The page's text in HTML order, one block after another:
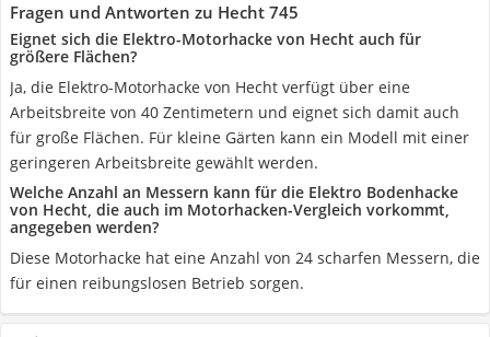
Fragen und Antworten zu Hecht 745
Eignet sich die Elektro-Motorhacke von Hecht auch für
größere Flächen?
Ja, die Elektro-Motorhacke von Hecht verfügt über eine
Arbeitsbreite von 40 Zentimetern und eignet sich damit auch
für große Flächen. Für kleine Gärten kann ein Modell mit einer
geringeren Arbeitsbreite gewählt werden.
Welche Anzahl an Messern kann für die Elektro Bodenhacke
von Hecht, die auch im Motorhacken-Vergleich vorkommt,
angegeben werden?
Diese Motorhacke hat eine Anzahl von 24 scharfen Messern, die
für einen reibungslosen Betrieb sorgen.